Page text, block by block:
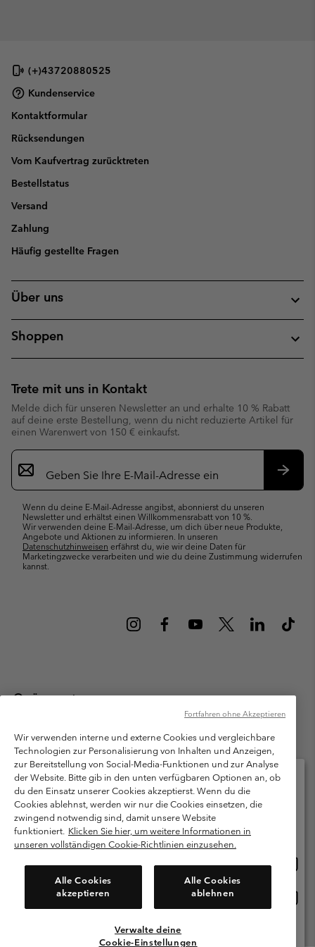
(+)43720880525
Kundenservice
Kontaktformular
Rücksendungen
Vom Kaufvertrag zurücktreten
Bestellstatus
Versand
Zahlung
Häufig gestellte Fragen
Über uns
Shoppen
Trete mit uns in Kontakt
Melde dich für unseren Newsletter an und erhalte 10 % Rabatt
auf deine erste Bestellung, wenn du nicht reduzierte Artikel für
einen Warenwert von 150 € einkaufst.
Newsletter-
Anmeldung
Wenn du deine E-Mail-Adresse angibst, abonnierst du unseren
Newsletter und erhältst einen Willkommensrabatt von 10 %.
Wir verwenden deine E-Mail-Adresse, um dich über neue Produkte,
Angebote und Aktionen zu informieren. In unseren
Datenschutzhinweisen erfährst du, wie wir deine Daten für
Marketingzwecke verarbeiten und wie du deine Zustimmung widerrufen
kannst.
Österreich
Columbia Sportswear Austria GmbH. Moosfeldstraße 1, 5101
Bergheim, Salzburg Österreich. Alle Rechte vorbehalten.
Nutzungsbedingungen
Allgemeine Verkaufsbedingungen
Garantie
Datenschutzerklärung
Bestimmungen und Bedingungen des Mitglieder Programms
Nutzungsbedingungen Für Nutzergenerierte Inhalte
Cookies
Kundenservice: Mo- Fr. 9:00 - 13:00 & 14:00- 18:00 Uhr
(+)43720880525
Wir verwenden interne und externe Cookies und vergleichbare
Technologien zur Personalisierung von Inhalten und Anzeigen,
zur Bereitstellung von Social-Media-Funktionen und zur Analyse
der Website. Bitte gib in den unten verfügbaren Optionen an, ob
du den Einsatz unserer Cookies akzeptierst. Wenn du die
Cookies ablehnst, werden wir nur die Cookies einsetzen, die
zwingend notwendig sind, damit unsere Website
funktioniert. Klicken Sie hier, um weitere Informationen in
unseren vollständigen Cookie-Richtlinien einzusehen.
Alle Cookies
akzeptieren
Alle Cookies
ablehnen
Verwalte deine
Cookie-Einstellungen
Fortfahren ohne Akzeptieren
Bitte wählen Sie Ihr Lieferland und Ihre Sprache
Online-Einkauf verfügbar
Österreich
Alle Länder Anzeigen